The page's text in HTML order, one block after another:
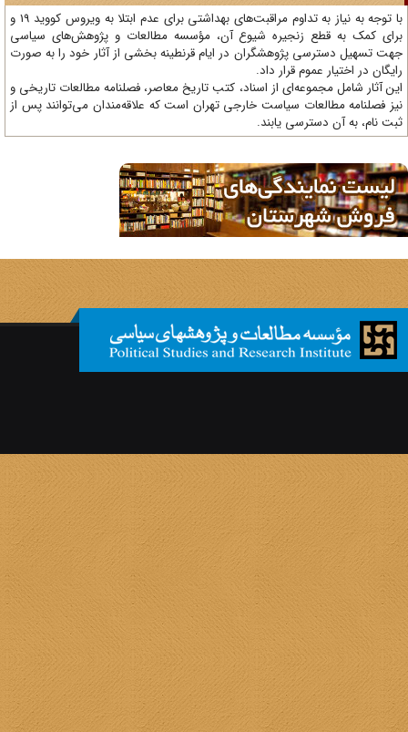
با توجه به نیاز به تداوم مراقبت‌های بهداشتی برای عدم ابتلا به ویروس کووید 19 و
کمک به قطع زنجیره شیوع آن، مؤسسه مطالعات و پژوهش‌های سیاسی
تسهیل دسترسی پژوهشگران در ایام قرنطینه بخشی از آثار خود را به صورت
در اختیار عموم قرار داد.
آثار شامل مجموعه‌ای از اسناد، کتب تاریخ معاصر، فصلنامه‌ مطالعات تاریخی و
فصلنامه مطالعات سیاست خارجی تهران است که علاقه‌مندان می‌توانند پس از
نام، به آن دسترسی یابند.